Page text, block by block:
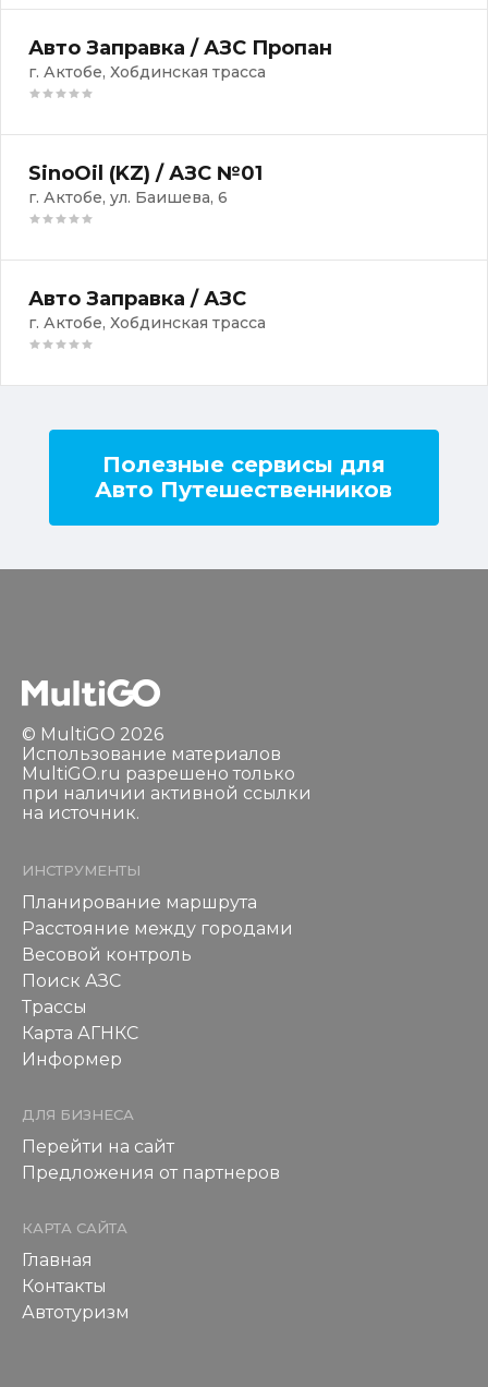
Авто Заправка / АЗС Пропан
г. Актобе, Хобдинская трасса
SinoOil (KZ) / АЗС №01
г. Актобе, ул. Баишева, 6
Авто Заправка / АЗС
г. Актобе, Хобдинская трасса
Полезные сервисы для
Авто Путешественников
© MultiGO 2026
Использование материалов
MultiGO.ru разрешено только
при наличии активной ссылки
на источник.
ИНСТРУМЕНТЫ
Планирование маршрута
Расстояние между городами
Весовой контроль
Поиск АЗС
Трассы
Карта АГНКС
Информер
ДЛЯ БИЗНЕСА
Перейти на сайт
Предложения от партнеров
КАРТА САЙТА
Главная
Контакты
Автотуризм